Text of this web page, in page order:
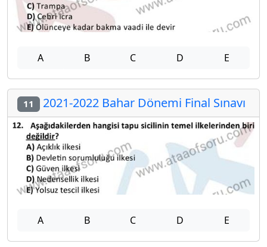
A B C D E
11 2021-2022 Bahar Dönemi Final Sınavı
A B C D E